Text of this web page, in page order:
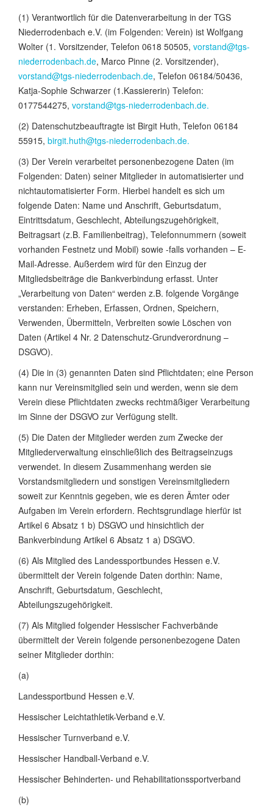
(1) Verantwortlich für die Datenverarbeitung in der TGS
Niederrodenbach e.V. (im Folgenden: Verein) ist Wolfgang
Wolter (1. Vorsitzender, Telefon 0618 50505, vorstand@tgs-
niederrodenbach.de, Marco Pinne (2. Vorsitzender),
vorstand@tgs-niederrodenbach.de, Telefon 06184/50436,
Katja-Sophie Schwarzer (1.Kassiererin) Telefon:
0177544275, vorstand@tgs-niederrodenbach.de.
(2) Datenschutzbeauftragte ist Birgit Huth, Telefon 06184
55915, birgit.huth@tgs-niederrodenbach.de.
(3) Der Verein verarbeitet personenbezogene Daten (im
Folgenden: Daten) seiner Mitglieder in automatisierter und
nichtautomatisierter Form. Hierbei handelt es sich um
folgende Daten: Name und Anschrift, Geburtsdatum,
Eintrittsdatum, Geschlecht, Abteilungszugehörigkeit,
Beitragsart (z.B. Familienbeitrag), Telefonnummern (soweit
vorhanden Festnetz und Mobil) sowie -falls vorhanden – E-
Mail-Adresse. Außerdem wird für den Einzug der
Mitgliedsbeiträge die Bankverbindung erfasst. Unter
„Verarbeitung von Daten“ werden z.B. folgende Vorgänge
verstanden: Erheben, Erfassen, Ordnen, Speichern,
Verwenden, Übermitteln, Verbreiten sowie Löschen von
Daten (Artikel 4 Nr. 2 Datenschutz-Grundverordnung –
DSGVO).
(4) Die in (3) genannten Daten sind Pflichtdaten; eine Person
kann nur Vereinsmitglied sein und werden, wenn sie dem
Verein diese Pflichtdaten zwecks rechtmäßiger Verarbeitung
im Sinne der DSGVO zur Verfügung stellt.
(5) Die Daten der Mitglieder werden zum Zwecke der
Mitgliederverwaltung einschließlich des Beitragseinzugs
verwendet. In diesem Zusammenhang werden sie
Vorstandsmitgliedern und sonstigen Vereinsmitgliedern
soweit zur Kenntnis gegeben, wie es deren Ämter oder
Aufgaben im Verein erfordern. Rechtsgrundlage hierfür ist
Artikel 6 Absatz 1 b) DSGVO und hinsichtlich der
Bankverbindung Artikel 6 Absatz 1 a) DSGVO.
(6) Als Mitglied des Landessportbundes Hessen e.V.
übermittelt der Verein folgende Daten dorthin: Name,
Anschrift, Geburtsdatum, Geschlecht,
Abteilungszugehörigkeit.
(7) Als Mitglied folgender Hessischer Fachverbände
übermittelt der Verein folgende personenbezogene Daten
seiner Mitglieder dorthin:
(a)
Landessportbund Hessen e.V.
Hessischer Leichtathletik-Verband e.V.
Hessischer Turnverband e.V.
Hessischer Handball-Verband e.V.
Hessischer Behinderten- und Rehabilitationssportverband
(b)